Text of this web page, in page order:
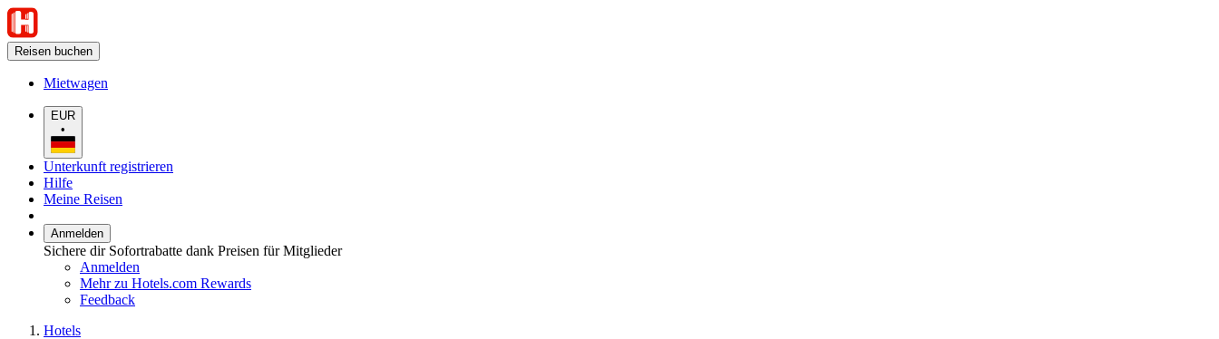
Reisen buchen
Mietwagen
EUR
•
Unterkunft registrieren
Hilfe
Meine Reisen
Anmelden
Sichere dir Sofortrabatte dank Preisen für Mitglieder
Anmelden
Mehr zu Hotels.com Rewards
Feedback
Hotels